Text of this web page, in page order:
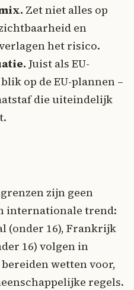
Zet niet alles op
en
het risico.
Juist als EU-
op de EU-plannen –
die uiteindelijk
zijn geen
internationale trend:
(onder 16), Frankrijk
16) volgen in
wetten voor,
regels.